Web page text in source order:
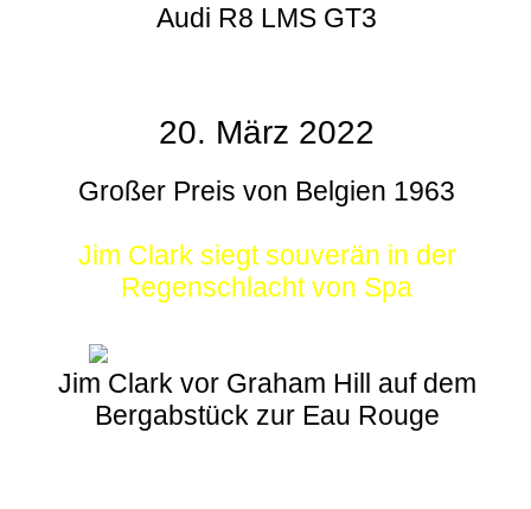
Audi R8 LMS GT3
20. März 2022
Großer Preis von Belgien 1963
Jim Clark siegt souverän in der
Regenschlacht von Spa
Jim Clark vor Graham Hill auf dem
Bergabstück zur Eau Rouge